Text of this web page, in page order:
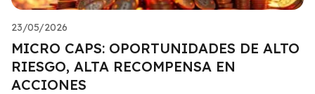
23/05/2026
MICRO CAPS: OPORTUNIDADES DE ALTO
RIESGO, ALTA RECOMPENSA EN
ACCIONES